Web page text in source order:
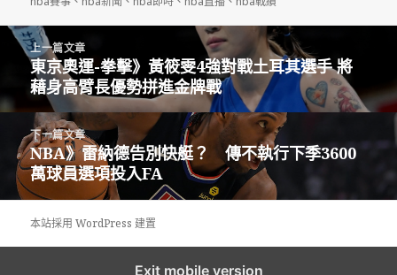
期:
文
覽
上一篇文章
上
一
篇
文
章:
東京奧運-拳擊》黃筱雯4強對戰土耳其選手 將
藉身高臂長優勢拼進金牌戰
下一篇文章
下
一
篇
文
NBA》雷納德告別快艇？ 傳不執行下季3600
萬球員選項投入FA
本站採用 WordPress 建置
Exit mobile version